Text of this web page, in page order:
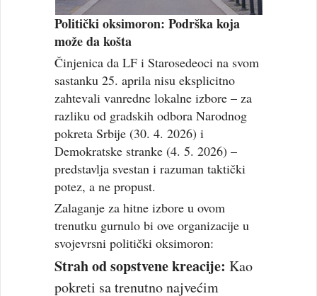
Politički oksimoron: Podrška koja
može da košta
Činjenica da LF i Starosedeoci na svom
sastanku 25. aprila nisu eksplicitno
zahtevali vanredne lokalne izbore – za
razliku od gradskih odbora Narodnog
pokreta Srbije (30. 4. 2026) i
Demokratske stranke (4. 5. 2026) –
predstavlja svestan i razuman taktički
potez, a ne propust.
Zalaganje za hitne izbore u ovom
trenutku gurnulo bi ove organizacije u
svojevrsni politički oksimoron:
Strah od sopstvene kreacije: Kao
pokreti sa trenutno najvećim